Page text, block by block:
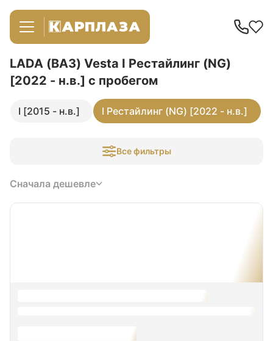
LADA (ВАЗ) Vesta I Рестайлинг (NG)
[2022 - н.в.] с пробегом
I [2015 - н.в.] I Рестайлинг (NG) [2022 - н.в.]
Все фильтры
Сначала дешевле